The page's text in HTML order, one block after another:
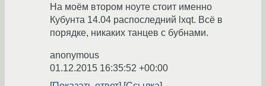
На моём втором ноуте стоит именно
Кубунта 14.04 распоследний lxqt. Всё в
порядке, никаких танцев с бубнами.
anonymous
01.12.2015 16:35:52 +00:00